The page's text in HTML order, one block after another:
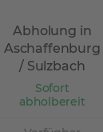
Abholung in
Aschaffenburg
/ Sulzbach
Sofort
abholbereit